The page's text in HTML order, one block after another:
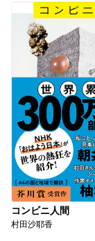
コンビニ人間
村田沙耶香